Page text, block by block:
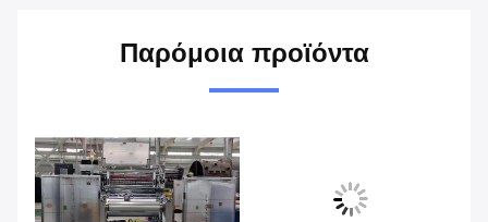
Παρόμοια προϊόντα